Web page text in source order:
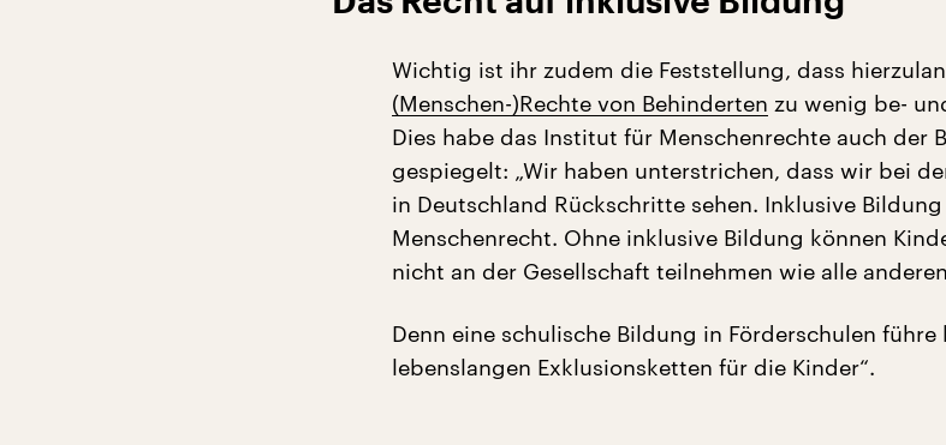
Wichtig ist ihr zudem die Feststellung, dass
(Menschen-)Rechte von Behinderten zu wenig be-
Dies habe das Institut für Menschenrechte auch der
gespiegelt: „Wir haben unterstrichen, dass wir bei
in Deutschland Rückschritte sehen. Inklusive
Menschenrecht. Ohne inklusive Bildung können
nicht an der Gesellschaft teilnehmen wie alle
Denn eine schulische Bildung in Förderschulen führe
lebenslangen Exklusionsketten für die Kinder“.